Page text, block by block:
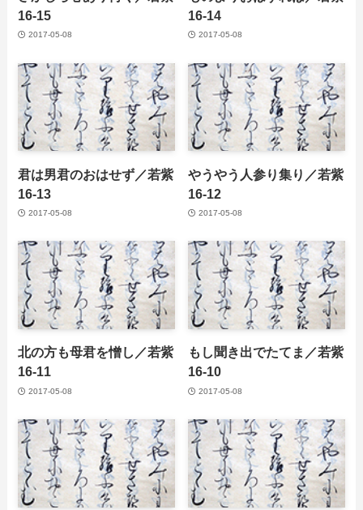
16-15
2017-05-08
16-14
2017-05-08
君は男君のおはせず／若紫
16-13
2017-05-08
やうやう人参り集り／若紫
16-12
2017-05-08
北の方も母君を憎し／若紫
16-11
2017-05-08
もし聞き出でたてま／若紫
16-10
2017-05-08